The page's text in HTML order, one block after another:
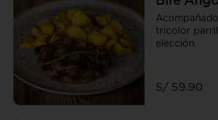
tricolor
elección
S/ 59.90